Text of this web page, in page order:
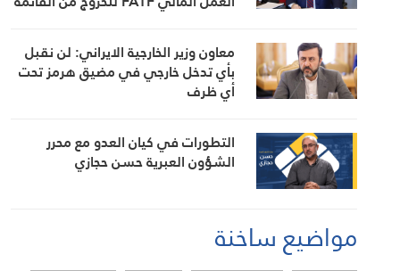
معاون وزير الخارجية الايراني: لن نقبل
بأي تدخل خارجي في مضيق هرمز تحت
أي ظرف
التطورات في كيان العدو مع محرر
الشؤون العبرية حسن حجازي
مواضيع ساخنة